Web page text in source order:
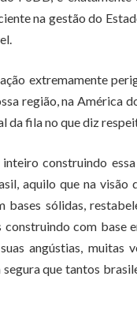
na gestão do
extremamente
região, na América
da fila no que diz
construindo
aquilo que na visão
bases sólidas,
construindo com base
angústias,
que tantos